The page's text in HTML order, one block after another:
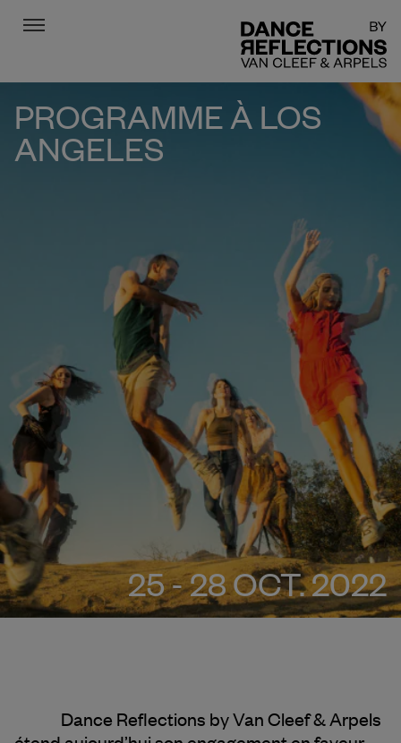
Menu
PROGRAMME À LOS
ANGELES
25 - 28 OCT. 2022
Dance Reflections byVan Cleef & Arpels